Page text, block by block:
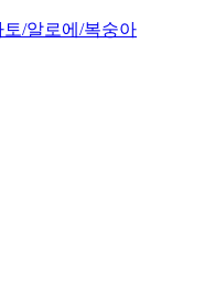
/알로에/복숭아